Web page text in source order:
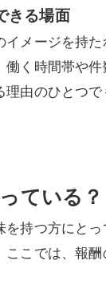
きる場面
メージを持
働く時間帯や
由のひとつで
ている？
持つ方にと
こでは、報